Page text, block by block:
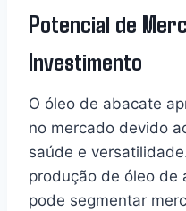
Potencial de
Investimento
O óleo de abacate
no mercado devido
saúde e
produção de óleo de
pode segmentar